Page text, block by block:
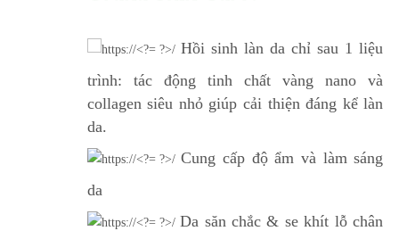
Hồi sinh làn da chỉ sau 1 liệu
trình: tác động tinh chất vàng nano và
collagen siêu nhỏ giúp cải thiện đáng kể làn
da.
Cung cấp độ ẩm và làm sáng
da
Da săn chắc & se khít lỗ chân